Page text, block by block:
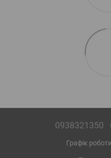
0938321350
Графік